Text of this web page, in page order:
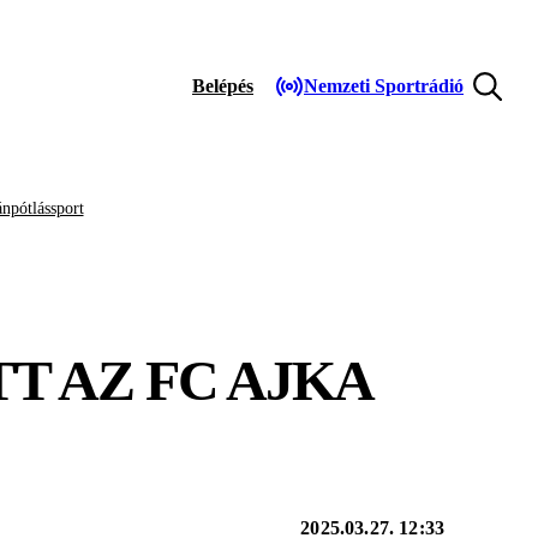
Belépés Nemzeti Sportrádió
AZ FC AJKA
2025.03.27. 12:33